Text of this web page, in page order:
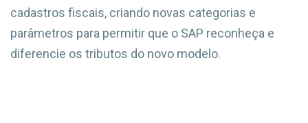
cadastros fiscais, criando novas categorias e
parâmetros para permitir que o SAP reconheça e
diferencie os tributos do novo modelo.